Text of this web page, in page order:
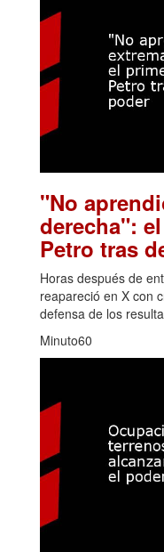
"No
derecha":
Petro tras
Horas después de
reapareció en X con
defensa de los
Minuto60